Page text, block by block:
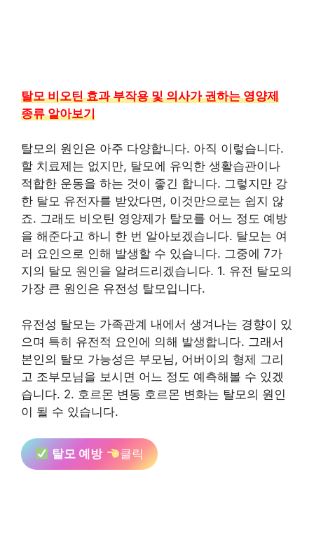
탈모 비오틴 효과 부작용 및 의사가 권하는 영양제
종류 알아보기
탈모의 원인은 아주 다양합니다. 아직 이렇습니다.
할 치료제는 없지만, 탈모에 유익한 생활습관이나
적합한 운동을 하는 것이 좋긴 합니다. 그렇지만 강
한 탈모 유전자를 받았다면, 이것만으로는 쉽지 않
죠. 그래도 비오틴 영양제가 탈모를 어느 정도 예방
을 해준다고 하니 한 번 알아보겠습니다. 탈모는 여
러 요인으로 인해 발생할 수 있습니다. 그중에 7가
지의 탈모 원인을 알려드리겠습니다. 1. 유전 탈모의
가장 큰 원인은 유전성 탈모입니다.
유전성 탈모는 가족관계 내에서 생겨나는 경향이 있
으며 특히 유전적 요인에 의해 발생합니다. 그래서
본인의 탈모 가능성은 부모님, 어버이의 형제 그리
고 조부모님을 보시면 어느 정도 예측해볼 수 있겠
습니다. 2. 호르몬 변동 호르몬 변화는 탈모의 원인
이 될 수 있습니다.
탈모 예방 클릭